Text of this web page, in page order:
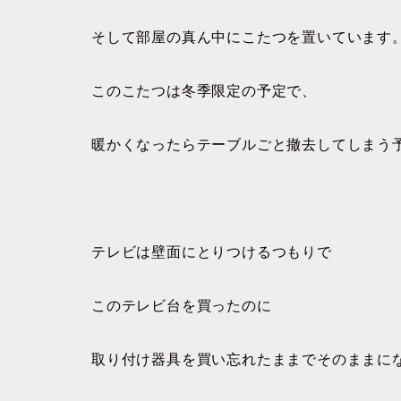
そして部屋の真ん中にこたつを置いています。
このこたつは冬季限定の予定で、
暖かくなったらテーブルごと撤去してしまう
テレビは壁面にとりつけるつもりで
このテレビ台を買ったのに
取り付け器具を買い忘れたままでそのままに